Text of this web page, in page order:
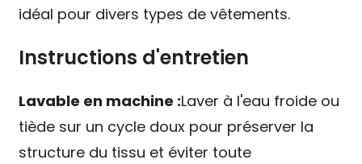
idéal pour divers types de vêtements.
Instructions d'entretien
Lavable en machine :Laver à l'eau froide ou
tiède sur un cycle doux pour préserver la
structure du tissu et éviter toute